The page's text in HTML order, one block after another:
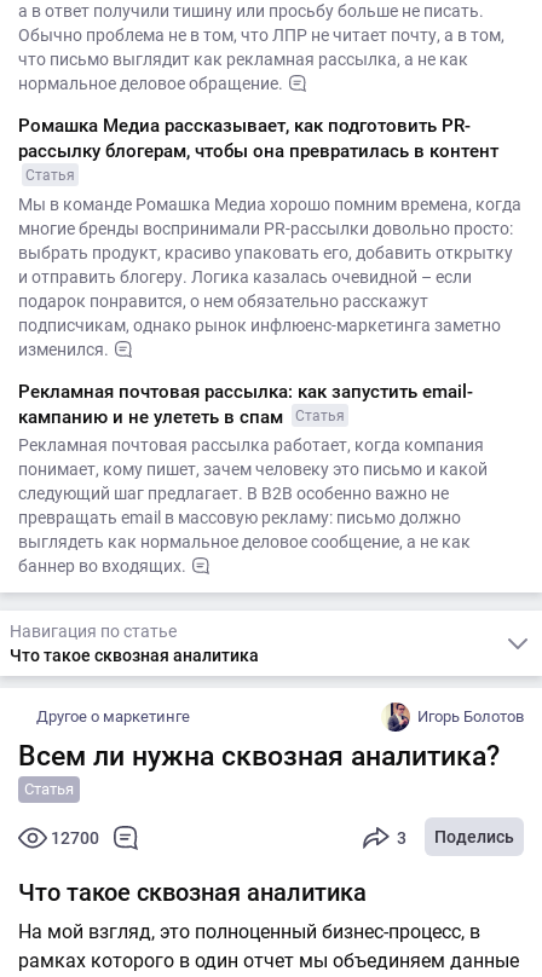
а в ответ получили тишину или просьбу больше не писать.
Обычно проблема не в том, что ЛПР не читает почту, а в том,
что письмо выглядит как рекламная рассылка, а не как
нормальное деловое обращение.
Ромашка Медиа рассказывает, как подготовить PR-
рассылку блогерам, чтобы она превратилась в контент
Статья
Мы в команде Ромашка Медиа хорошо помним времена, когда
многие бренды воспринимали PR-рассылки довольно просто:
выбрать продукт, красиво упаковать его, добавить открытку
и отправить блогеру. Логика казалась очевидной – если
подарок понравится, о нем обязательно расскажут
подписчикам, однако рынок инфлюенс-маркетинга заметно
изменился.
Рекламная почтовая рассылка: как запустить email-
кампанию и не улететь в спам
Статья
Рекламная почтовая рассылка работает, когда компания
понимает, кому пишет, зачем человеку это письмо и какой
следующий шаг предлагает. В B2B особенно важно не
превращать email в массовую рекламу: письмо должно
выглядеть как нормальное деловое сообщение, а не как
баннер во входящих.
Навигация по статье
Что такое сквозная аналитика
Другое о маркетинге Игорь Болотов
Всем ли нужна сквозная аналитика?
Статья
12700 3 Поделись
Что такое сквозная аналитика
На мой взгляд, это полноценный бизнес-процесс, в
рамках которого в один отчет мы объединяем данные